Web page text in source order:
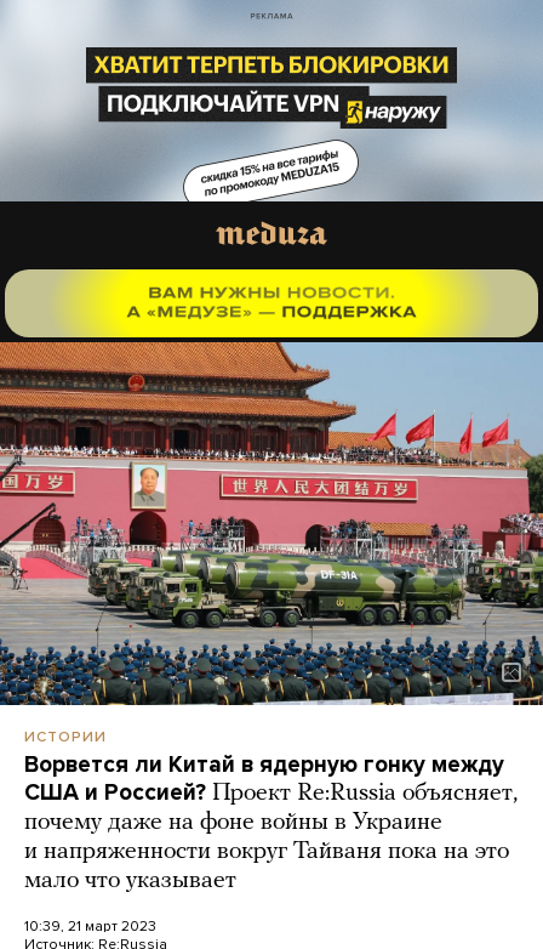
ИСТОРИИ
Ворвется ли Китай в ядерную гонку между
США и Россией? Проект Re:Russia объясняет,
почему даже на фоне войны в Украине
и напряженности вокруг Тайваня пока на это
мало что указывает
10:39, 21 март 2023
Источник: Re:Russia